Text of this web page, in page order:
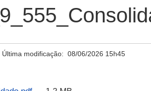
Última modificação:08/06/2026 15h45